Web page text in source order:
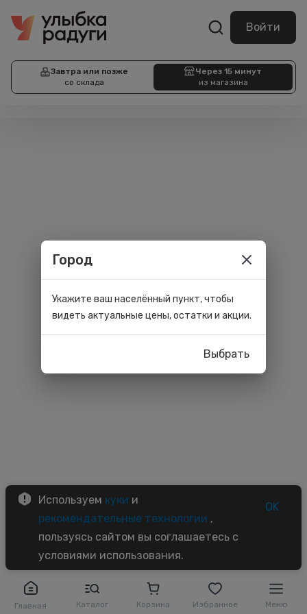
Войти
Завтра или позже
со склада
Через 15 минут
из магазина
Главная Каталог Корзина Избранное Меню
Используем куки и
рекомендательные технологии ,
пользуясь сайтом вы соглашаетесь с
условиями использования.
OK
Город
Укажите ваш населённый пункт, чтобы
видеть актуальные цены, остатки и акции.
Выбрать